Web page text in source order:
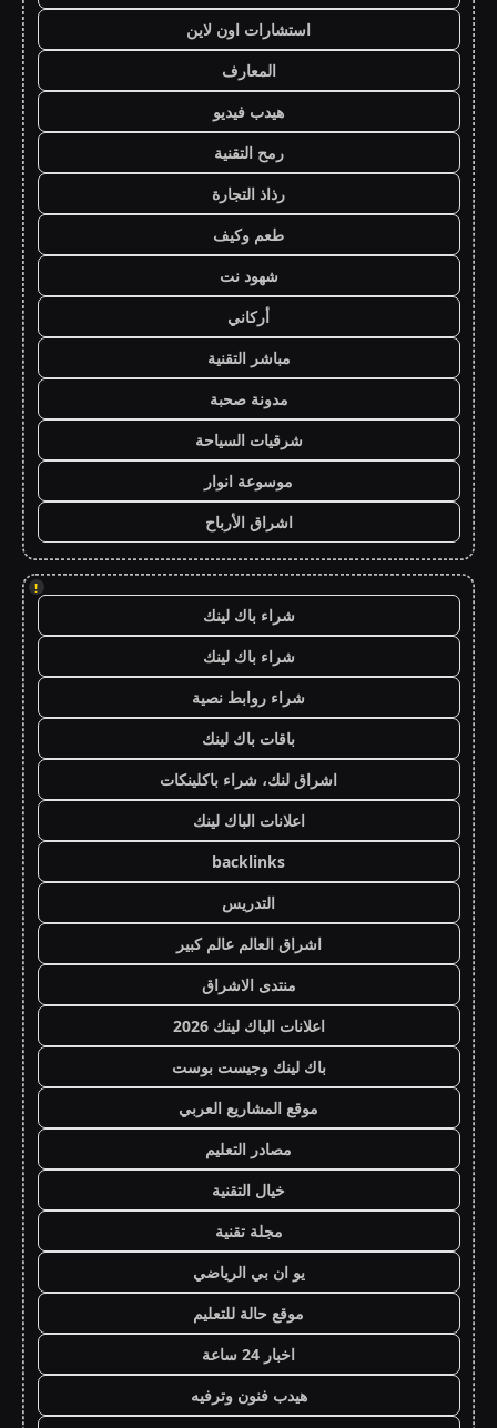
استشارات اون لاين
المعارف
هيدب فيديو
رمح التقنية
رذاذ التجارة
طعم وكيف
شهود نت
أركاني
مباشر التقنية
مدونة صحبة
شرقيات السياحة
موسوعة انوار
اشراق الأرباح
!
شراء باك لينك
شراء باك لينك
شراء روابط نصية
باقات باك لينك
اشراق لنك، شراء باكلينكات
اعلانات الباك لينك
backlinks
التدريس
اشراق العالم عالم كبير
منتدى الاشراق
اعلانات الباك لينك 2026
باك لينك وجيست بوست
موقع المشاريع العربي
مصادر التعليم
خيال التقنية
مجلة تقنية
يو ان بي الرياضي
موقع حالة للتعليم
اخبار 24 ساعة
هيدب فنون وترفيه